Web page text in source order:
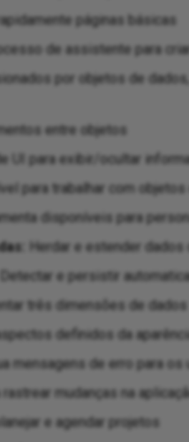
páginas básicas
de assistente para
por objetos de
entre objetos
UI para exibir/ocultar
para trabalhar com
disponíveis para
Herdar e estender
Detectar e persistir
três dimensões de dados
definidos da
mensagens de erro para
mudanças na
e agendar projetos